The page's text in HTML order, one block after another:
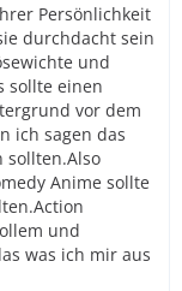
Persönlichkeit
durchdacht sein
und
sollte einen
vor dem
ich sagen das
sollten.Also
Anime sollte
und
was ich mir aus